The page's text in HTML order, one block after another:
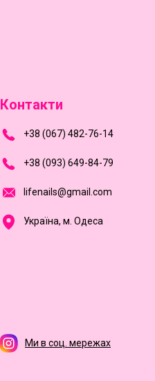
Контакти
+38 (067) 482-76-14
+38 (093) 649-84-79
ifenai s@gmai com
Україна, м. Одеса
Ми в соц. мережах